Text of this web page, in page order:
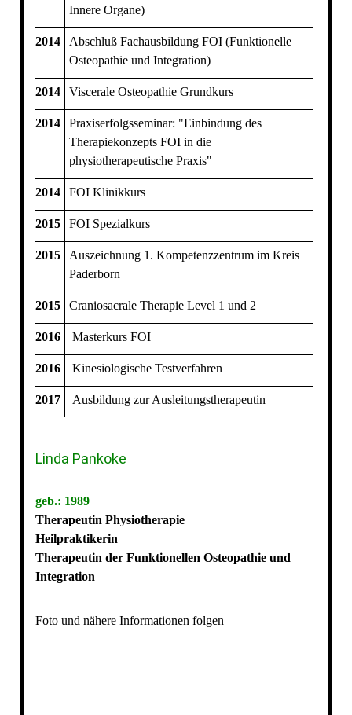
Innere Organe)
2014
Abschluß Fachausbildung FOI (Funktionelle
Osteopathie und Integration)
2014 Viscerale Osteopathie Grundkurs
2014
Praxiserfolgsseminar: "Einbindung des
Therapiekonzepts FOI in die
physiotherapeutische Praxis"
2014 FOI Klinikkurs
2015 FOI Spezialkurs
2015
Auszeichnung 1. Kompetenzzentrum im Kreis
Paderborn
2015 Craniosacrale Therapie Level 1 und 2
2016 Masterkurs FOI
2016 Kinesiologische Testverfahren
2017 Ausbildung zur Ausleitungstherapeutin
Linda Pankoke
geb.: 1989
Therapeutin Physiotherapie
Heilpraktikerin
Therapeutin der Funktionellen Osteopathie und
Integration
Foto und nähere Informationen folgen